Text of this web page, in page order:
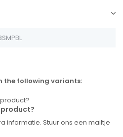
the following variants:
product?
informatie. Stuur ons een mailtje